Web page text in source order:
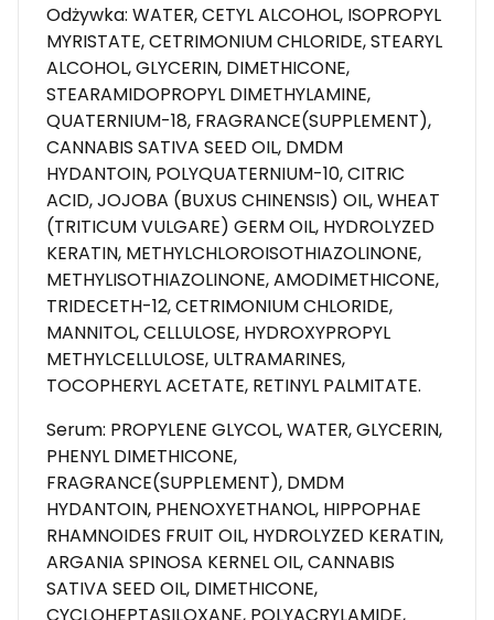
Odżywka: WATER, CETYL ALCOHOL, ISOPROPYL
MYRISTATE, CETRIMONIUM CHLORIDE, STEARYL
ALCOHOL, GLYCERIN, DIMETHICONE,
STEARAMIDOPROPYL DIMETHYLAMINE,
QUATERNIUM-18, FRAGRANCE(SUPPLEMENT),
CANNABIS SATIVA SEED OIL, DMDM
HYDANTOIN, POLYQUATERNIUM-10, CITRIC
ACID, JOJOBA (BUXUS CHINENSIS) OIL, WHEAT
(TRITICUM VULGARE) GERM OIL, HYDROLYZED
KERATIN, METHYLCHLOROISOTHIAZOLINONE,
METHYLISOTHIAZOLINONE, AMODIMETHICONE,
TRIDECETH-12, CETRIMONIUM CHLORIDE,
MANNITOL, CELLULOSE, HYDROXYPROPYL
METHYLCELLULOSE, ULTRAMARINES,
TOCOPHERYL ACETATE, RETINYL PALMITATE.
Serum: PROPYLENE GLYCOL, WATER, GLYCERIN,
PHENYL DIMETHICONE,
FRAGRANCE(SUPPLEMENT), DMDM
HYDANTOIN, PHENOXYETHANOL, HIPPOPHAE
RHAMNOIDES FRUIT OIL, HYDROLYZED KERATIN,
ARGANIA SPINOSA KERNEL OIL, CANNABIS
SATIVA SEED OIL, DIMETHICONE,
CYCLOHEPTASILOXANE, POLYACRYLAMIDE,